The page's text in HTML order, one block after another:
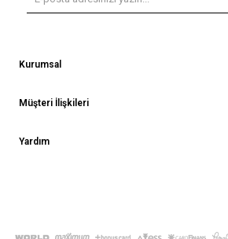
Kurumsal
Müşteri İlişkileri
Yardım